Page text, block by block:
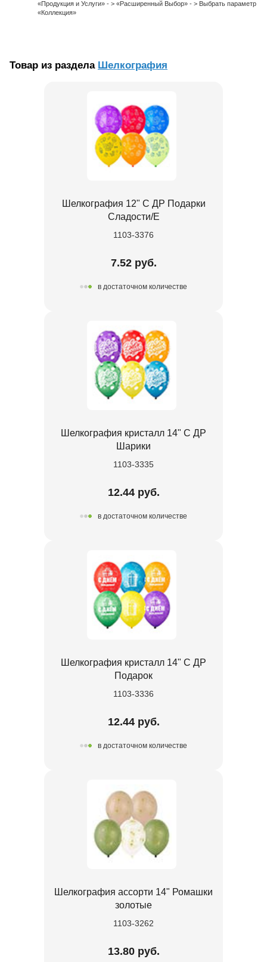
«Продукция и Услуги» - > «Расширенный Выбор» - > Выбрать параметр
«Коллекция»
Товар из раздела Шелкография
Шелкография 12" С ДР Подарки
Сладости/Е
1103-3376
7.52 руб.
в достаточном количестве
Шелкография кристалл 14" С ДР
Шарики
1103-3335
12.44 руб.
в достаточном количестве
Шелкография кристалл 14" С ДР
Подарок
1103-3336
12.44 руб.
в достаточном количестве
Шелкография ассорти 14" Ромашки
золотые
1103-3262
13.80 руб.